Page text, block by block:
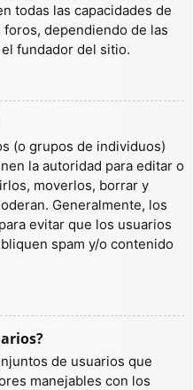
todas las capacidades de
dependiendo de las
fundador del sitio.
(o grupos de individuos)
la autoridad para editar o
moverlos, borrar y
Generalmente, los
evitar que los usuarios
spam y/o contenido
de usuarios que
manejables con los